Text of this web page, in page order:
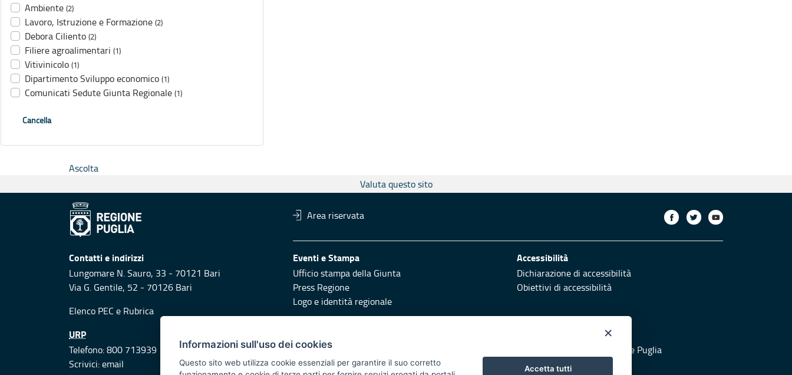
Ambiente (2)
Lavoro, Istruzione e Formazione (2)
Debora Ciliento (2)
Filiere agroalimentari (1)
Vitivinicolo (1)
Dipartimento Sviluppo economico (1)
Comunicati Sedute Giunta Regionale (1)
Cancella
Ascolta
Valuta questo sito
Area riservata
Contatti e indirizzi
Lungomare N. Sauro, 33 - 70121 Bari
Via G. Gentile, 52 - 70126 Bari
Elenco PEC e Rubrica
Eventi e Stampa
Ufficio stampa della Giunta
Press Regione
Logo e identità regionale
Accessibilità
Dichiarazione di accessibilità
Obiettivi di accessibilità
URP
Telefono: 800 713939
Scrivici:email
Responsabili di pubblicazione Vai al sito di Protezione Civile Puglia
×
Informazioni sull'uso dei cookies
Questo sito web utilizza cookie essenziali per garantire il suo corretto
Accetta tutti